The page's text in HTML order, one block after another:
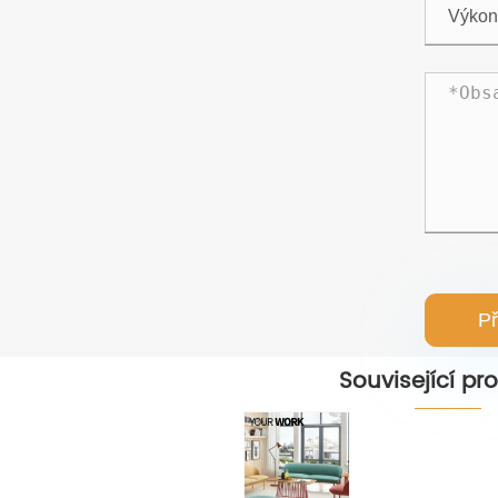
Související